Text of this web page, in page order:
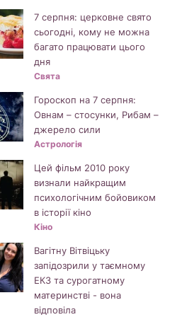
7 серпня: церковне свято
сьогодні, кому не можна
багато працювати цього
дня
Свята
Гороскоп на 7 серпня:
Овнам – стосунки, Рибам –
джерело сили
Астрологія
Цей фільм 2010 року
визнали найкращим
психологічним бойовиком
в історії кіно
Кіно
Вагітну Вітвіцьку
запідозрили у таємному
ЕКЗ та сурогатному
материнстві - вона
відповіла